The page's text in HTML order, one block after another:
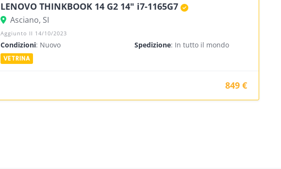
LENOVO THINKBOOK 14 G2 14" i7-1165G7
Asciano, SI
Aggiunto Il 14/10/2023
Condizioni: Nuovo Spedizione: In tutto il mondo
849 €